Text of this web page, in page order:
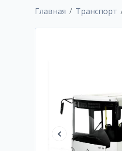
Главная Транспорт